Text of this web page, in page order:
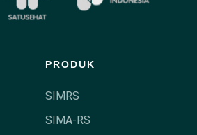
PRODUK
SIMRS
SIMA-RS